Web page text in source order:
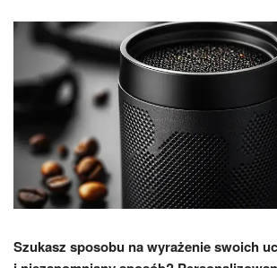
Szukasz sposobu na wyrażenie swoich